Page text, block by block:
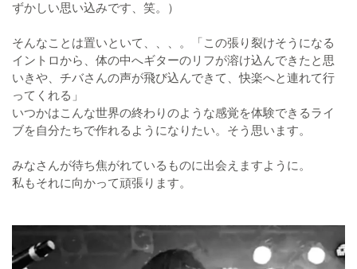
ずかしい思い込みです、笑。）
そんなことは置いといて、、、。「この張り裂けそうになる
イントロから、体の中へギターのリフが溶け込んできたと思
いきや、チバさんの声が飛び込んできて、快楽へと連れて行
ってくれる」
いつかはこんな世界の終わりのような感覚を体験できるライ
ブを自分たちで作れるようになりたい。そう思います。
みなさんが待ち焦がれているものに出会えますように。
私もそれに向かって頑張ります。